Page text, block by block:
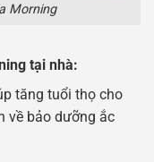
Morning
tại nhà:
tăng tuổi thọ cho
về bảo dưỡng ắc